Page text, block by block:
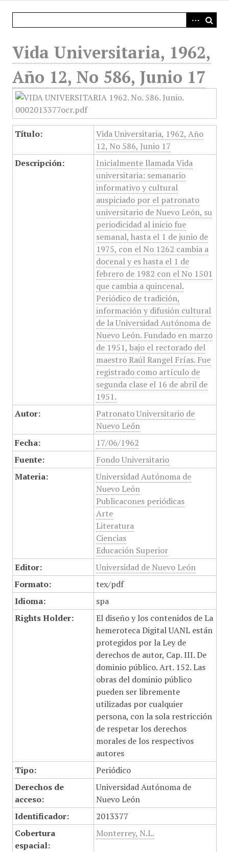
Vida Universitaria, 1962,
Año 12, No 586, Junio 17
Título:
Vida Universitaria, 1962, Año
12, No 586, Junio 17
Descripción:
Inicialmente llamada Vida
universitaria: semanario
informativo y cultural
auspiciado por el patronato
universitario de Nuevo León, su
periodicidad al inicio fue
semanal, hasta el 1 de junio de
1975, con el No 1262 cambia a
docenal y es hasta el 1 de
febrero de 1982 con el No 1501
que cambia a quincenal.
Periódico de tradición,
información y difusión cultural
de la Universidad Autónoma de
Nuevo León. Fundado en marzo
de 1951, bajo el rectorado del
maestro Raúl Rangel Frías. Fue
registrado como artículo de
segunda clase el 16 de abril de
1951.
Autor:
Patronato Universitario de
Nuevo León
Fecha:
17/06/1962
Fuente:
Fondo Universitario
Materia:
Universidad Autónoma de
Nuevo León
Publicacones periódicas
Arte
Literatura
Ciencias
Educación Superior
Editor:
Universidad de Nuevo León
Formato:
tex/pdf
Idioma:
spa
Rights Holder:
El diseño y los contenidos de La
hemeroteca Digital UANL están
protegidos por la Ley de
derechos de autor, Cap. III. De
dominio público. Art. 152. Las
obras del dominio público
pueden ser libremente
utilizadas por cualquier
persona, con la sola restricción
de respetar los derechos
morales de los respectivos
autores
Tipo:
Periódico
Derechos de
acceso:
Universidad Autónoma de
Nuevo León
Identificador:
2013377
Cobertura
espacial:
Monterrey, N.L.